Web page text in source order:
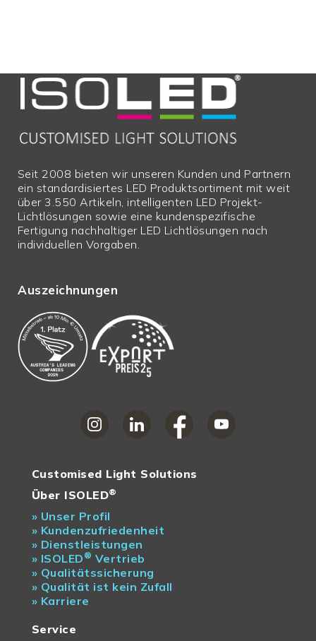
Überlängen
N
Sperrgut
Seit 2008 bieten wir unseren Kunden und Partnern
ein standardisiertes LED Produktsortiment mit weit
über 3.550 Artikeln, intelligenten LED Projekt-
Lichtlösungen sowie eine kundenspezifische
Fertigung nachhaltiger LED Lichtlösungen nach
individuellen Vorgaben.
Auszeichnungen
Customised Light Solutions
Über ISOLED®
» Unser Profil
» Kundenzufriedenheit
» Dienstleistungen
» ISOLED ® Vertrieb
» Qualitätssicherung
» Qualität ist kein Zufall
» Karriere
Service